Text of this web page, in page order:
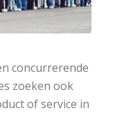
concurrerende
zoeken ook
of service in